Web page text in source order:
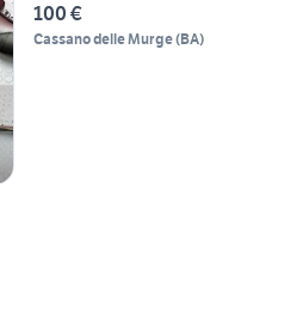
100 €
Cassano delle Murge(BA)